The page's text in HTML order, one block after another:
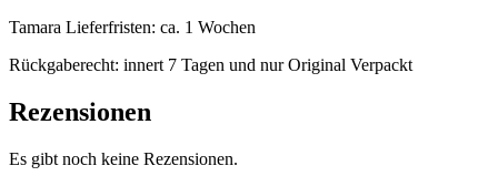
Tamara Lieferfristen: ca. 1 Wochen
Rückgaberecht: innert 7 Tagen und nur Original Verpackt
Rezensionen
Es gibt noch keine Rezensionen.